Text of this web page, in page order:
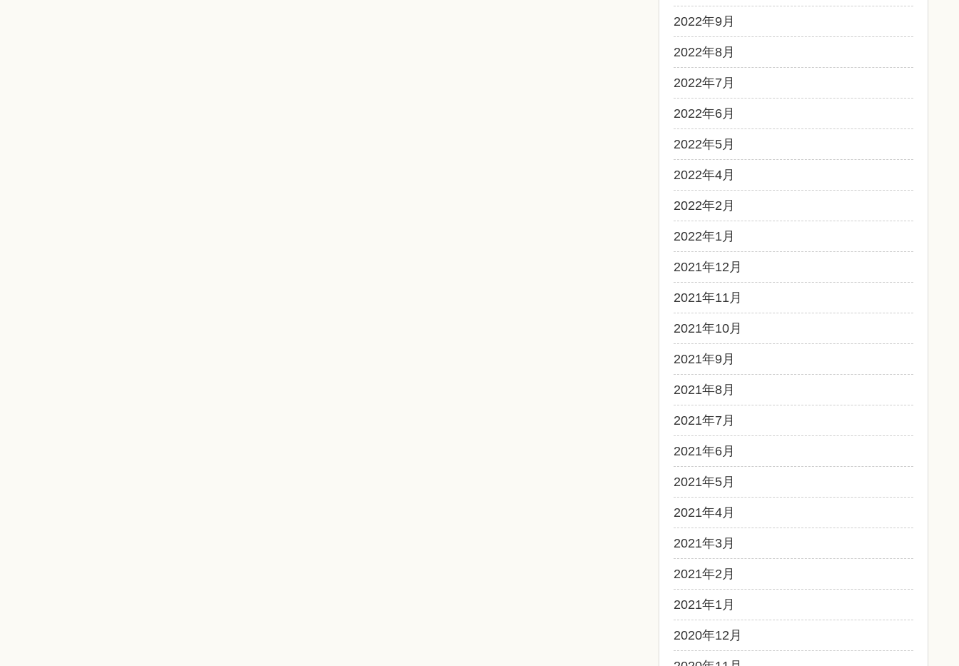
2022年9月
2022年8月
2022年7月
2022年6月
2022年5月
2022年4月
2022年2月
2022年1月
2021年12月
2021年11月
2021年10月
2021年9月
2021年8月
2021年7月
2021年6月
2021年5月
2021年4月
2021年3月
2021年2月
2021年1月
2020年12月